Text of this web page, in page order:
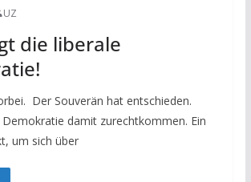
UZ
die liberale
Der Souverän hat entschieden.
Demokratie damit zurechtkommen. Ein
um sich über